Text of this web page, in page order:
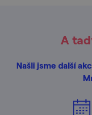
A
Našli jsme další